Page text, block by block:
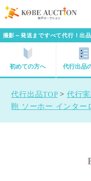
撮影～発送まですべて代行！出
初めての方へ 代行出品
代行出品TOP> 代行
鞄 ソーホー インター